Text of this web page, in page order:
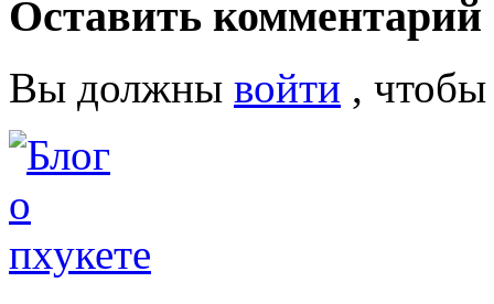
Оставить комментарий
Вы должны войти ,